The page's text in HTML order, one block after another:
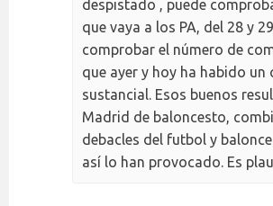
despistado , puede
que vaya a los PA, del 28 y
comprobar el número de
que ayer y hoy ha habido un
sustancial. Esos buenos
Madrid de baloncesto,
debacles del futbol y
así lo han provocado. Es